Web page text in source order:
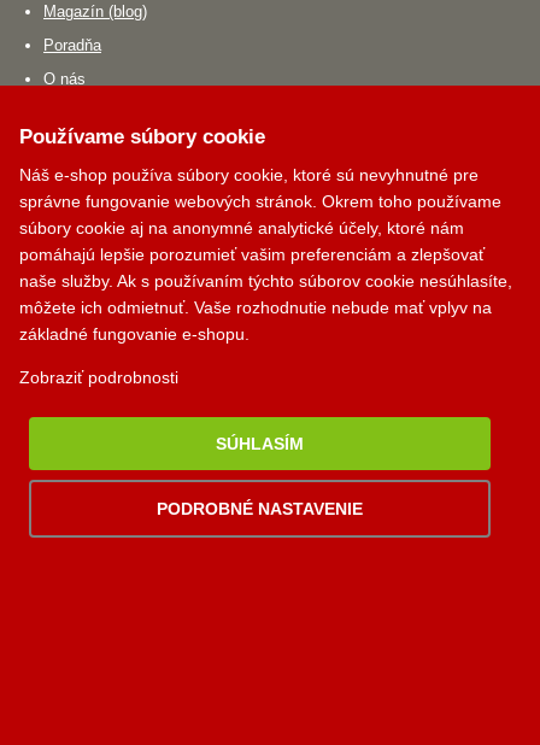
Magazín (blog)
Poradňa
O nás
Poradňa
Akú krbovú vložku si vybrať?
Aký krbový ventilátor si vybrať?
Aký dymovod si vybrať?
Kontakty
PALOMINO KRBY, s.r.o.
okr. Ružomberok, 034 96
Používame súbory cookie
Náš e-shop používa súbory cookie, ktoré sú nevyhnutné pre
správne fungovanie webových stránok. Okrem toho používame
súbory cookie aj na anonymné analytické účely, ktoré nám
pomáhajú lepšie porozumieť vašim preferenciám a zlepšovať
naše služby. Ak s používaním týchto súborov cookie nesúhlasíte,
môžete ich odmietnuť. Vaše rozhodnutie nebude mať vplyv na
základné fungovanie e-shopu.
Zobraziť podrobnosti
SÚHLASÍM
PODROBNÉ NASTAVENIE
Krbík
Inteligentný krbový asistent